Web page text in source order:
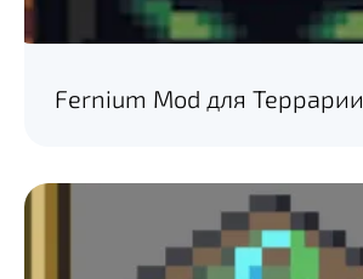
Fernium Mod для Террарии